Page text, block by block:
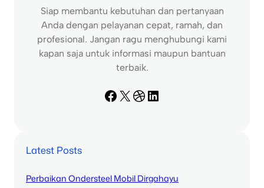
Siap membantu kebutuhan dan pertanyaan
Anda dengan pelayanan cepat, ramah, dan
profesional. Jangan ragu menghubungi kami
kapan saja untuk informasi maupun bantuan
terbaik.
Facebook X Dribbble LinkedIn
Latest Posts
Perbaikan Ondersteel Mobil Dirgahayu